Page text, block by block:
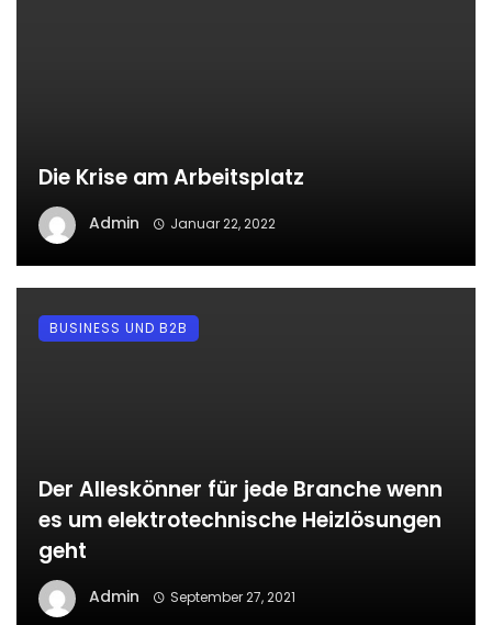
Die Krise am Arbeitsplatz
Admin Januar 22, 2022
Der Alleskönner für jede Branche wenn
es um elektrotechnische Heizlösungen
geht
Admin September 27, 2021
BUSINESS UND B2B